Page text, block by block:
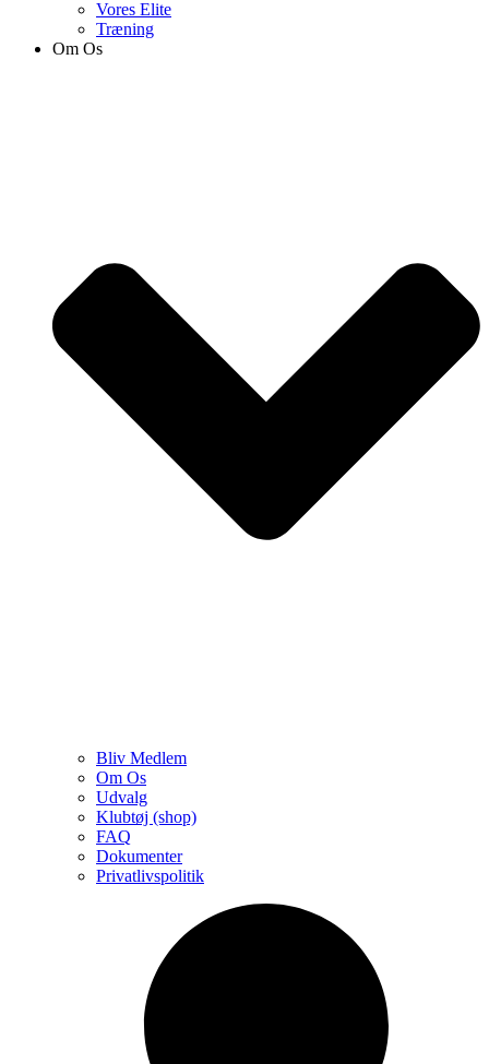
Vores Elite
Træning
Om Os
Bliv Medlem
Om Os
Udvalg
Klubtøj (shop)
FAQ
Dokumenter
Privatlivspolitik